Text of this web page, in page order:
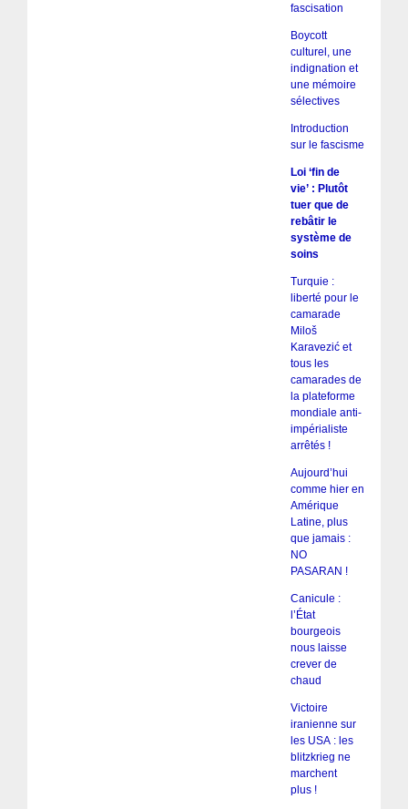
fascisation
Boycott
culturel, une
indignation et
une mémoire
sélectives
Introduction
sur le fascisme
Loi ‘fin de
vie’ : Plutôt
tuer que de
rebâtir le
système de
soins
Turquie :
liberté pour le
camarade
Miloš
Karavezić et
tous les
camarades de
la plateforme
mondiale anti-
impérialiste
arrêtés !
Aujourd’hui
comme hier en
Amérique
Latine, plus
que jamais :
NO
PASARAN !
Canicule :
l’État
bourgeois
nous laisse
crever de
chaud
Victoire
iranienne sur
les USA : les
blitzkrieg ne
marchent
plus !